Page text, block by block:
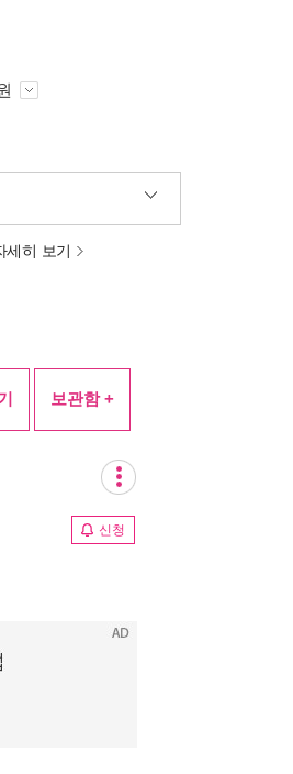
세히 보기
보관함 +
신청